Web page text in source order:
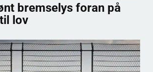
bremselys foran på
lov